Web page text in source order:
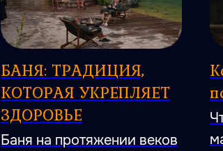
БАНЯ: ТРАДИЦИЯ,
КОТОРАЯ УКРЕПЛЯЕТ
ЗДОРОВЬЕ
Баня на протяжении веков